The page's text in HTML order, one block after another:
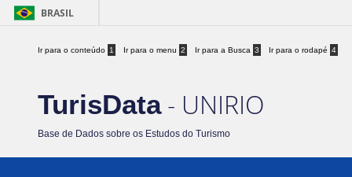
BRASIL
Ir para o conteúdo 1 Ir para o menu 2 Ir para a Busca 3 Ir para o rodapé 4
TurisData- UNIRIO
Base de Dados sobre os Estudos do Turismo